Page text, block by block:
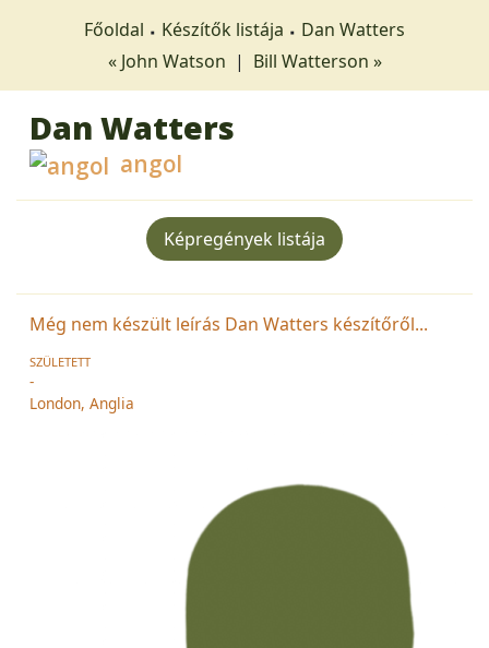
Főoldal Készítők listája
Dan Watters
« John Watson | Bill Watterson »
Dan Watters
angol
Képregények listája
Még nem készült leírás Dan Watters készítőről...
SZÜLETETT
-
London, Anglia